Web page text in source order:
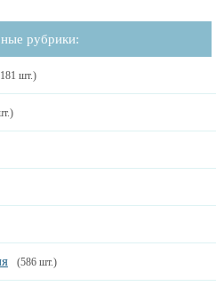
рубрики:
шт.)
(586 шт.)